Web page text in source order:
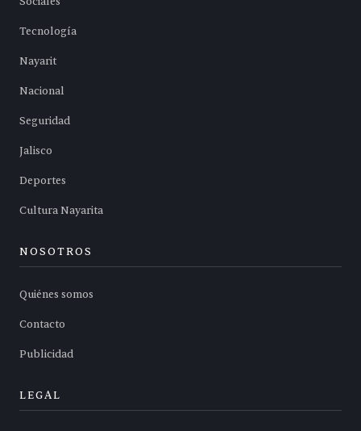
Tecnología
Nayarit
Nacional
Seguridad
Jalisco
Deportes
Cultura Nayarita
NOSOTROS
Quiénes somos
Contacto
Publicidad
LEGAL